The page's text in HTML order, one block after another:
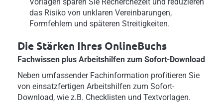
das Risiko von unklaren Vereinbarungen,
Formfehlern und späteren Streitigkeiten.
Die Stärken Ihres OnlineBuchs
Fachwissen plus Arbeitshilfen zum Sofort-Download
Neben umfassender Fachinformation profitieren Sie
von einsatzfertigen Arbeitshilfen zum Sofort-
Download, wie z.B. Checklisten und Textvorlagen.